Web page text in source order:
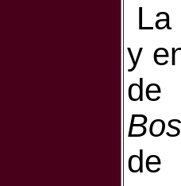
y
de
de